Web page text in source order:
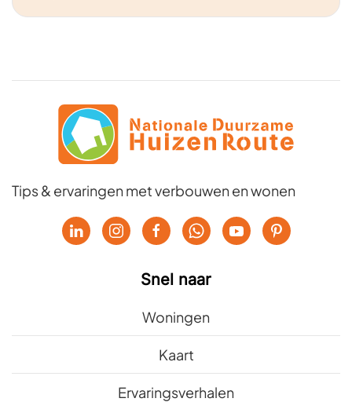
Tips & ervaringen met verbouwen en wonen
Snel naar
Woningen
Kaart
Ervaringsverhalen